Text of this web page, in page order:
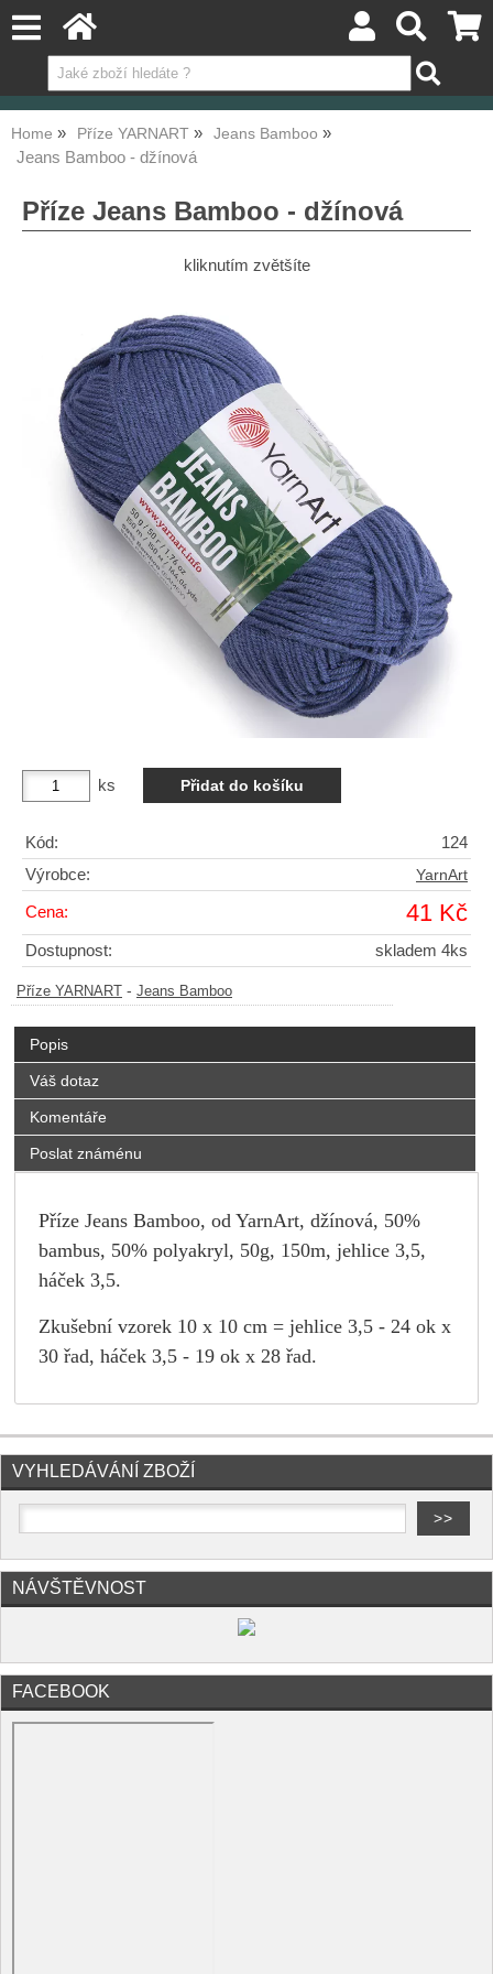
Home Příze YARNART Jeans Bamboo
Jeans Bamboo - džínová
Příze Jeans Bamboo - džínová
kliknutím zvětšíte
ks
Kód:
124
Výrobce:
YarnArt
Cena: 41 Kč
Dostupnost: skladem 4ks
Příze YARNART - Jeans Bamboo
Popis
Váš dotaz
Komentáře
Poslat známénu
Příze Jeans Bamboo, od YarnArt, džínová, 50%
bambus, 50% polyakryl, 50g, 150m, jehlice 3,5,
háček 3,5.
Zkušební vzorek 10 x 10 cm = jehlice 3,5 - 24 ok x
30 řad, háček 3,5 - 19 ok x 28 řad.
VYHLEDÁVÁNÍ ZBOŽÍ
NÁVŠTĚVNOST
FACEBOOK